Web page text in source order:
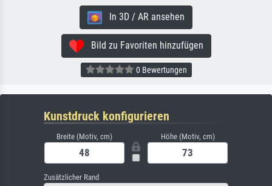
In 3D / AR ansehen
Bild zu Favoriten hinzufügen
0 Bewertungen
Kunstdruck konfigurieren
Breite (Motiv, cm) Höhe (Motiv, cm)
Zusätzlicher Rand